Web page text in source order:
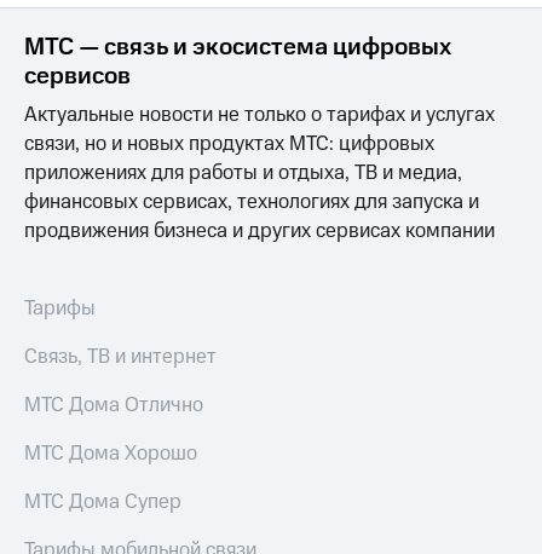
Корпоративное
управление
Корпоративный
секретарь
Раскрытие
информации
Информация
акционерам
Документы
ПАО
кабинет
Акционерный
Контроль
аудит
Рынок
акций
МТС — связь и экосистема цифровых
сервисов
Актуальные новости не только о тарифах и услугах
связи, но и новых продуктах МТС: цифровых
приложениях для работы и отдыха, ТВ и медиа,
финансовых сервисах, технологиях для запуска и
продвижения бизнеса и других сервисах компании
Тарифы
Связь, ТВ и интернет
МТС Дома Отлично
МТС Дома Хорошо
МТС Дома Супер